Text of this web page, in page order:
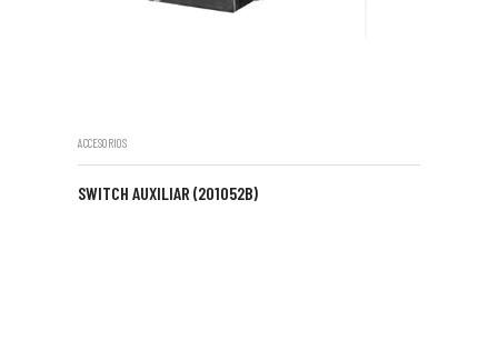
ACCESORIOS
SWITCH AUXILIAR (201052B)